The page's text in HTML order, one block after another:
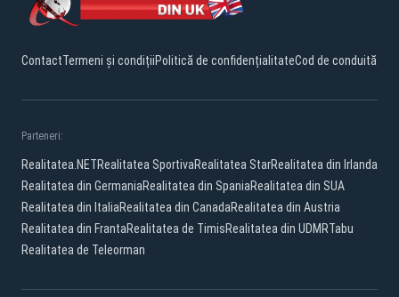
ContactTermeni și condițiiPolitică de confidențialitateCod de conduită
Parteneri:
Realitatea.NETRealitatea SportivaRealitatea StarRealitatea din Irlanda
Realitatea din GermaniaRealitatea din SpaniaRealitatea din SUA
Realitatea din ItaliaRealitatea din CanadaRealitatea din Austria
Realitatea din FrantaRealitatea de TimisRealitatea din UDMRTabu
Realitatea de Teleorman